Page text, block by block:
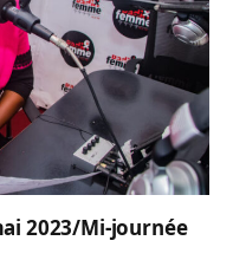
2023/Mi-journée